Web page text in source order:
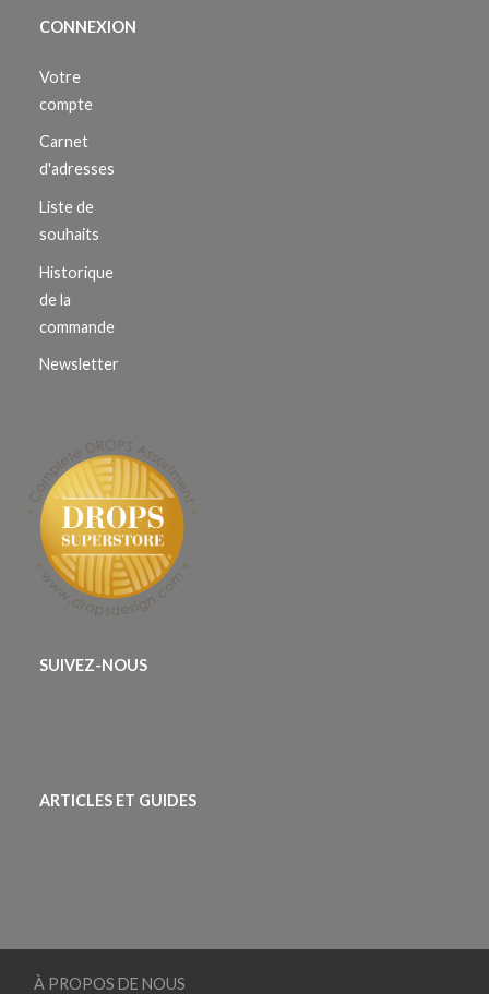
CONNEXION
Votre
compte
Carnet
d'adresses
Liste de
souhaits
Historique
de la
commande
Newsletter
SUIVEZ-NOUS
ARTICLES ET GUIDES
À PROPOS DE NOUS